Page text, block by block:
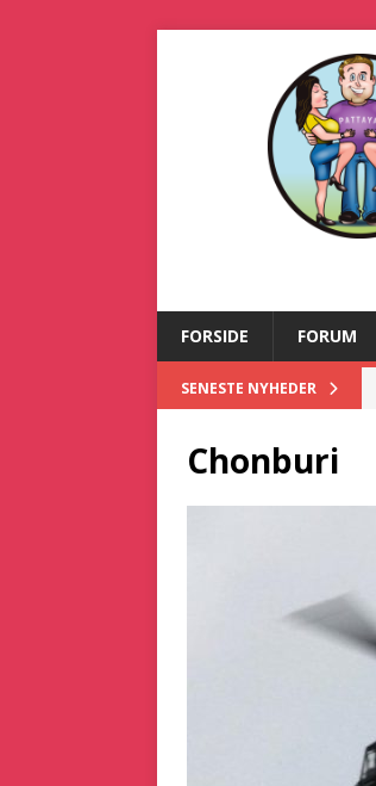
FORSIDE FORUM
SENESTE NYHEDER
Chonburi